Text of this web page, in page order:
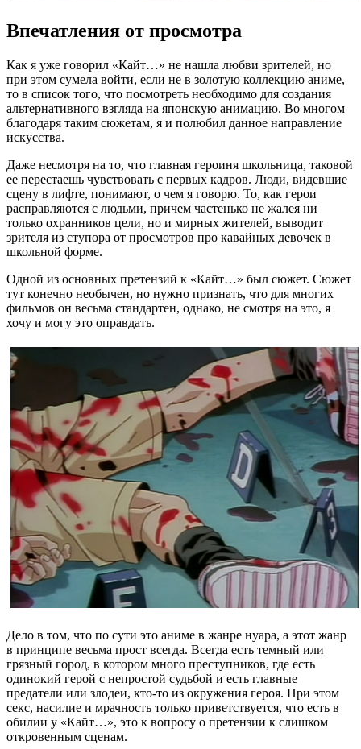
Впечатления от просмотра
Как я уже говорил «Кайт…» не нашла любви зрителей, но
при этом сумела войти, если не в золотую коллекцию аниме,
то в список того, что посмотреть необходимо для создания
альтернативного взгляда на японскую анимацию. Во многом
благодаря таким сюжетам, я и полюбил данное направление
искусства.
Даже несмотря на то, что главная героиня школьница, таковой
ее перестаешь чувствовать с первых кадров. Люди, видевшие
сцену в лифте, понимают, о чем я говорю. То, как герои
расправляются с людьми, причем частенько не жалея ни
только охранников цели, но и мирных жителей, выводит
зрителя из ступора от просмотров про кавайных девочек в
школьной форме.
Одной из основных претензий к «Кайт…» был сюжет. Сюжет
тут конечно необычен, но нужно признать, что для многих
фильмов он весьма стандартен, однако, не смотря на это, я
хочу и могу это оправдать.
Дело в том, что по сути это аниме в жанре нуара, а этот жанр
в принципе весьма прост всегда. Всегда есть темный или
грязный город, в котором много преступников, где есть
одинокий герой с непростой судьбой и есть главные
предатели или злодеи, кто-то из окружения героя. При этом
секс, насилие и мрачность только приветствуется, что есть в
обилии у «Кайт…», это к вопросу о претензии к слишком
откровенным сценам.